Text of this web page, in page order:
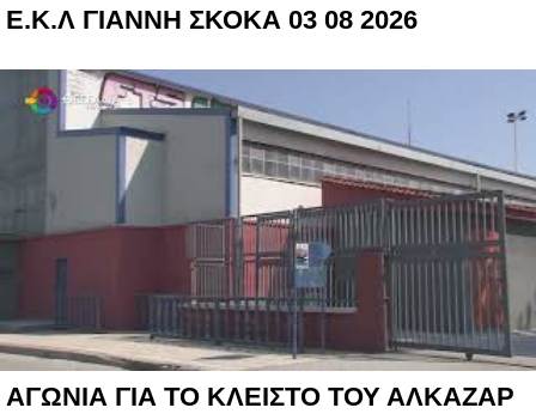
Ε.Κ.Λ ΓΙΑΝΝΗ ΣΚΟΚΑ 03 08 2026
ΑΓΩΝΙΑ ΓΙΑ ΤΟ ΚΛΕΙΣΤΟ ΤΟΥ ΑΛΚΑΖΑΡ